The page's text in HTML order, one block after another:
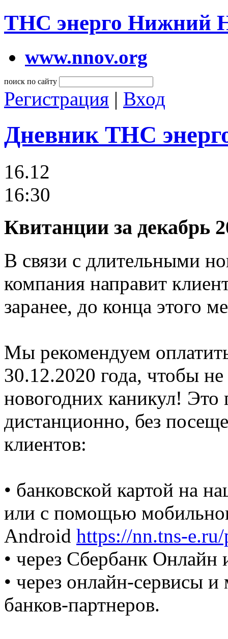
ТНС энерго Нижний
www.nnov.org
поиск по сайту
Регистрация | Вход
Дневник ТНС
16.12
16:30
Квитанции за декабрь
В связи с длительными
компания направит
заранее, до конца этого
Мы рекомендуем
30.12.2020 года, чтобы не
новогодних каникул! Это
дистанционно, без
клиентов:
• банковской картой на
или с помощью
Android https://nn.tns-
• через Сбербанк Онлайн
• через онлайн-сервисы
банков-партнеров.